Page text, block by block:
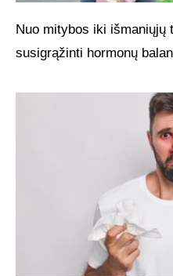
Nuo mitybos iki išmaniųjų
susigrąžinti hormonų